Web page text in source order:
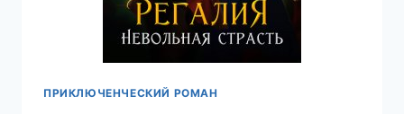
ПРИКЛЮЧЕНЧЕСКИЙ РОМАН